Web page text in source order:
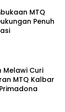
MTQ
Penuh
Melawi Curi
MTQ Kalbar